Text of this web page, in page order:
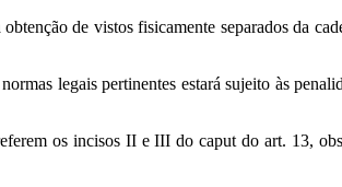
de vistos fisicamente separados da
legais pertinentes estará sujeito às
os incisos II e III do caput do art. 13,